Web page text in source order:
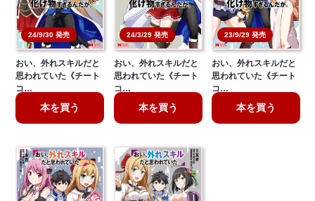
24/9/30 発売
おい、外れスキルだと
思われていた《チート
コ…
本を買う
24/3/29 発売
おい、外れスキルだと
思われていた《チート
コ…
本を買う
23/9/29 発売
おい、外れスキルだと
思われていた《チート
コ…
本を買う